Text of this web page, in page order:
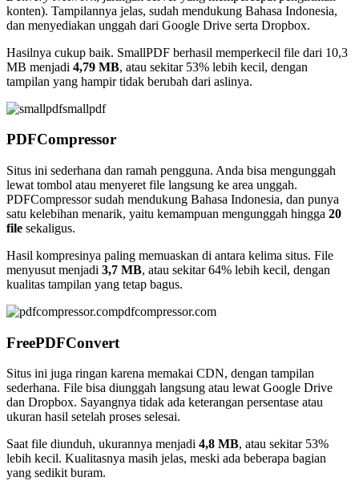
konten). Tampilannya jelas, sudah mendukung Bahasa Indonesia,
dan menyediakan unggah dari Google Drive serta Dropbox.
Hasilnya cukup baik. SmallPDF berhasil memperkecil file dari 10,3
MB menjadi 4,79 MB, atau sekitar 53% lebih kecil, dengan
tampilan yang hampir tidak berubah dari aslinya.
smallpdf
PDFCompressor
Situs ini sederhana dan ramah pengguna. Anda bisa mengunggah
lewat tombol atau menyeret file langsung ke area unggah.
PDFCompressor sudah mendukung Bahasa Indonesia, dan punya
satu kelebihan menarik, yaitu kemampuan mengunggah hingga 20
file sekaligus.
Hasil kompresinya paling memuaskan di antara kelima situs. File
menyusut menjadi 3,7 MB, atau sekitar 64% lebih kecil, dengan
kualitas tampilan yang tetap bagus.
pdfcompressor.com
FreePDFConvert
Situs ini juga ringan karena memakai CDN, dengan tampilan
sederhana. File bisa diunggah langsung atau lewat Google Drive
dan Dropbox. Sayangnya tidak ada keterangan persentase atau
ukuran hasil setelah proses selesai.
Saat file diunduh, ukurannya menjadi 4,8 MB, atau sekitar 53%
lebih kecil. Kualitasnya masih jelas, meski ada beberapa bagian
yang sedikit buram.